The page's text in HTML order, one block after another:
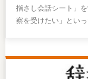
指さし会話シート」
察を受けたい」とい